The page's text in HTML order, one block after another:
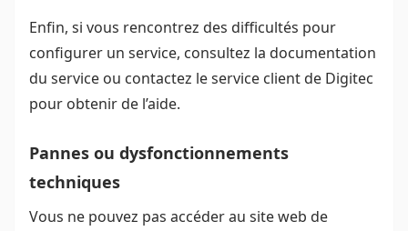
Enfin, si vous rencontrez des difficultés pour
configurer un service, consultez la documentation
du service ou contactez le service client de Digitec
pour obtenir de l’aide.
Pannes ou dysfonctionnements
techniques
Vous ne pouvez pas accéder au site web de